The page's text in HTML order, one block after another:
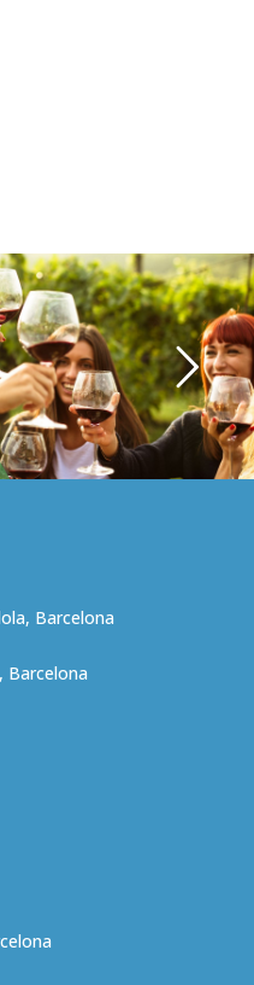
Barcelona
Barcelona